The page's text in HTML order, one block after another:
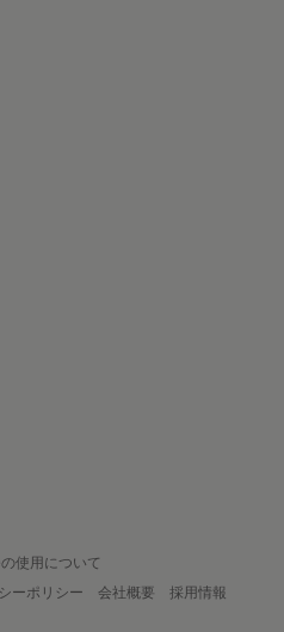
使用について
ーポリシー 会社概要
採用情報